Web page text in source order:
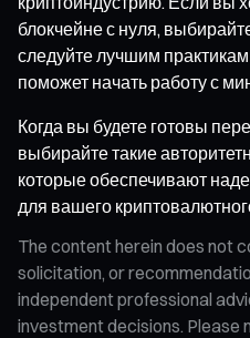
блокчейне с нуля,
следуйте лучшим
поможет начать работу с
Когда вы будете готовы
выбирайте такие
которые обеспечивают
для вашего
The content herein does not
solicitation, or
independent professional
investment decisions.